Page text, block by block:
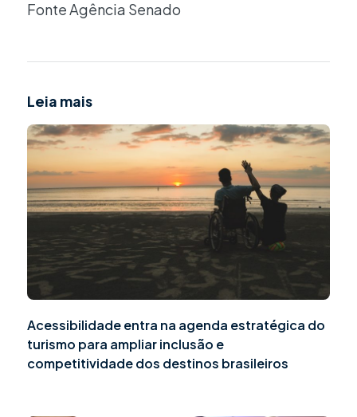
Fonte Agência Senado
Leia mais
Acessibilidade entra na agenda estratégica do
turismo para ampliar inclusão e
competitividade dos destinos brasileiros